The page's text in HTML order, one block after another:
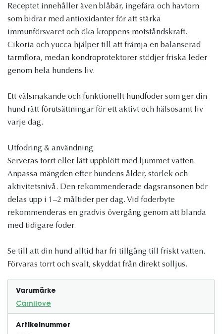
Receptet innehåller även blåbär, ingefära och havtorn
som bidrar med antioxidanter för att stärka
immunförsvaret och öka kroppens motståndskraft.
Cikoria och yucca hjälper till att främja en balanserad
tarmflora, medan kondroprotektorer stödjer friska leder
genom hela hundens liv.
Ett välsmakande och funktionellt hundfoder som ger din
hund rätt förutsättningar för ett aktivt och hälsosamt liv
varje dag.
Utfodring & användning
Serveras torrt eller lätt uppblött med ljummet vatten.
Anpassa mängden efter hundens ålder, storlek och
aktivitetsnivå. Den rekommenderade dagsransonen bör
delas upp i 1–2 måltider per dag. Vid foderbyte
rekommenderas en gradvis övergång genom att blanda
med tidigare foder.
Se till att din hund alltid har fri tillgång till friskt vatten.
Förvaras torrt och svalt, skyddat från direkt solljus.
Varumärke
Carnilove
Artikelnummer